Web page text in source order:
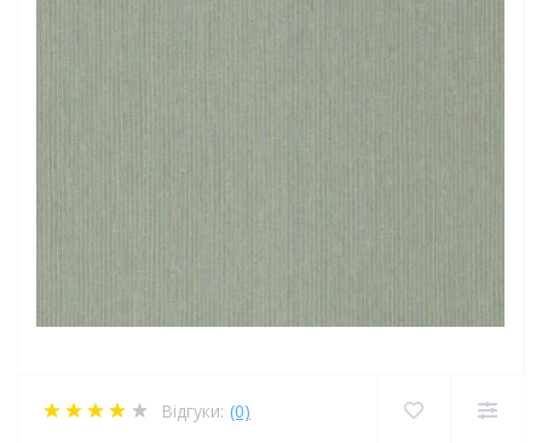
Відгуки: (0)